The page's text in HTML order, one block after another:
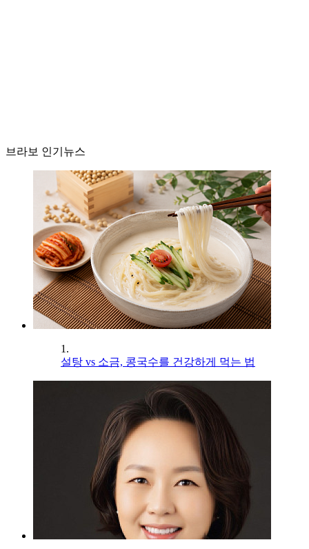
브라보 인기뉴스
1.
설탕 vs 소금, 콩국수를 건강하게 먹는 법